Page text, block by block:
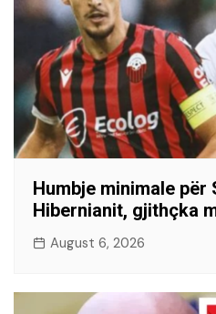
Humbje minimale për
Hibernianit, gjithçka
August 6, 2026